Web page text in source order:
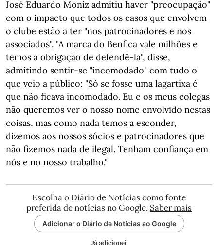
José Eduardo Moniz admitiu haver "preocupação"
com o impacto que todos os casos que envolvem
o clube estão a ter "nos patrocinadores e nos
associados". "A marca do Benfica vale milhões e
temos a obrigação de defendê-la", disse,
admitindo sentir-se "incomodado" com tudo o
que veio a público: "Só se fosse uma lagartixa é
que não ficava incomodado. Eu e os meus colegas
não queremos ver o nosso nome envolvido nestas
coisas, mas como nada temos a esconder,
dizemos aos nossos sócios e patrocinadores que
não fizemos nada de ilegal. Tenham confiança em
nós e no nosso trabalho."
Escolha o Diário de Notícias como fonte
preferida de notícias no Google. Saber mais
Adicionar o Diário de Notícias ao Google
Já adicionei